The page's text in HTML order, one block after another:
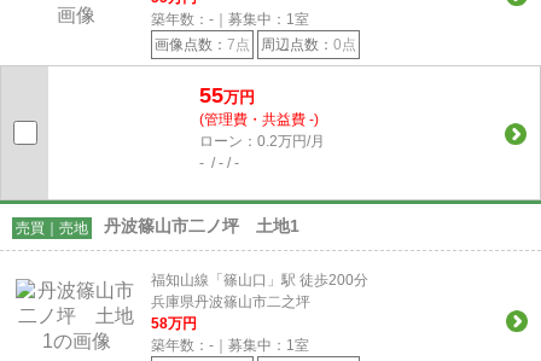
築年数：-｜募集中： 1室
画像点数： 7点 周辺点数： 0点
55万円
(管理費・共益費 -)
ローン：0.2万円/月
- / - / -
売買｜売地 丹波篠山市二ノ坪 土地1
福知山線「篠山口」駅 徒歩200分
兵庫県丹波篠山市二之坪
58万円
築年数：-｜募集中： 1室